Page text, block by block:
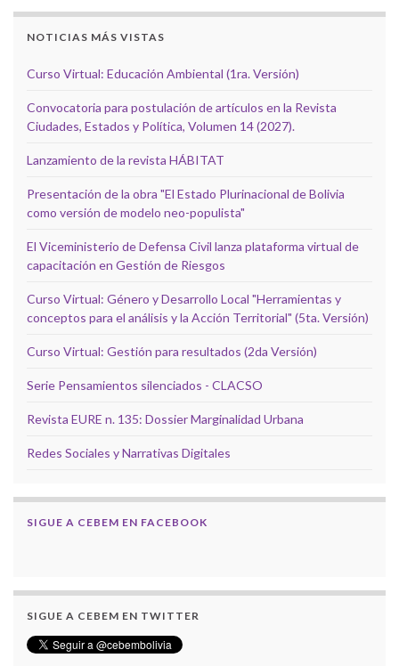
NOTICIAS MÁS VISTAS
Curso Virtual: Educación Ambiental (1ra. Versión)
Convocatoria para postulación de artículos en la Revista
Ciudades, Estados y Política, Volumen 14 (2027).
Lanzamiento de la revista HÁBITAT
Presentación de la obra "El Estado Plurinacional de Bolivia
como versión de modelo neo-populista"
El Viceministerio de Defensa Civil lanza plataforma virtual de
capacitación en Gestión de Riesgos
Curso Virtual: Género y Desarrollo Local "Herramientas y
conceptos para el análisis y la Acción Territorial" (5ta. Versión)
Curso Virtual: Gestión para resultados (2da Versión)
Serie Pensamientos silenciados - CLACSO
Revista EURE n. 135: Dossier Marginalidad Urbana
Redes Sociales y Narrativas Digitales
SIGUE A CEBEM EN FACEBOOK
SIGUE A CEBEM EN TWITTER